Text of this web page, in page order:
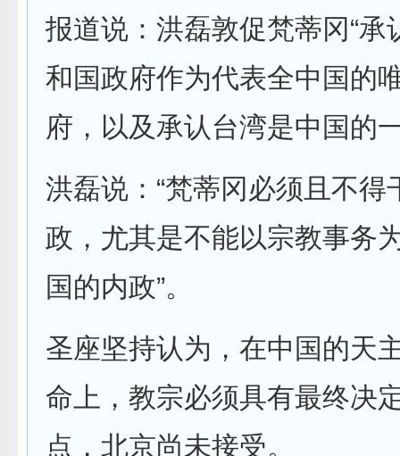
报道说：洪磊敦促梵蒂冈“承
和国政府作为代表全中国的
府，以及承认台湾是中国的
洪磊说：“梵蒂冈必须且不得
政，尤其是不能以宗教事务
国的内政”。
圣座坚持认为，在中国的天
命上，教宗必须具有最终决
点，北京尚未接受。